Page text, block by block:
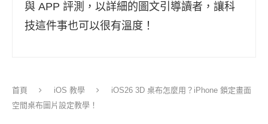
與 APP 評測，以詳細的圖文引導讀者，讓科
技這件事也可以很有溫度！
首頁 iOS 教學
iOS26 3D 桌布怎麼用？iPhone 鎖定畫面
空間桌布圖片設定教學！